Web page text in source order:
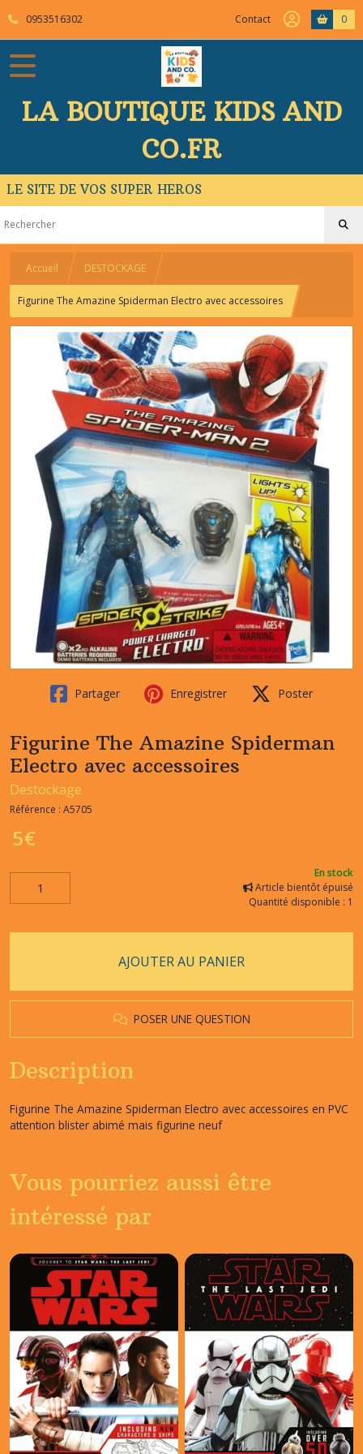
0953516302 Contact 0
LA BOUTIQUE KIDS AND
CO.FR
LE SITE DE VOS SUPER HEROS
Accueil DESTOCKAGE
Figurine The Amazine Spiderman Electro avec accessoires
Partager Enregistrer Poster
Figurine The Amazine Spiderman
Electro avec accessoires
Destockage
Référence : A5705
5€
En stock
Article bientôt épuisé
Quantité disponible : 1
AJOUTER AU PANIER
POSER UNE QUESTION
Description
Figurine The Amazine Spiderman Electro avec accessoires en PVC
attention blister abimé mais figurine neuf
Vous pourriez aussi être
intéressé par